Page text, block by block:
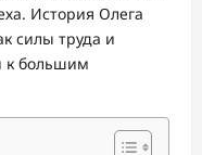
История Олега
силы труда и
к большим